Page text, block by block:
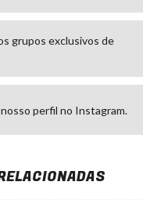
grupos exclusivos de
perfil no Instagram.